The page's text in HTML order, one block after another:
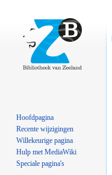
Hoofdpagina
Recente wijzigingen
Willekeurige pagina
Hulp met MediaWiki
Speciale pagina's